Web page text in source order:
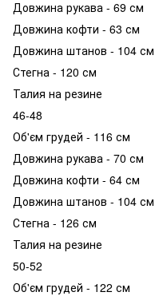
Довжина рукава - 69 см
Довжина кофти - 63 см
Довжина штанов - 104 см
Стегна - 120 см
Талия на резине
46-48
Об'єм грудей - 116 см
Довжина рукава - 70 см
Довжина кофти - 64 см
Довжина штанов - 104 см
Стегна - 126 см
Талия на резине
50-52
Об'єм грудей - 122 см